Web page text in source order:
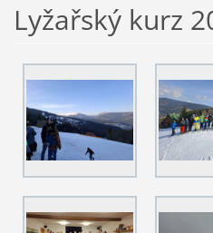
Lyžařský kurz